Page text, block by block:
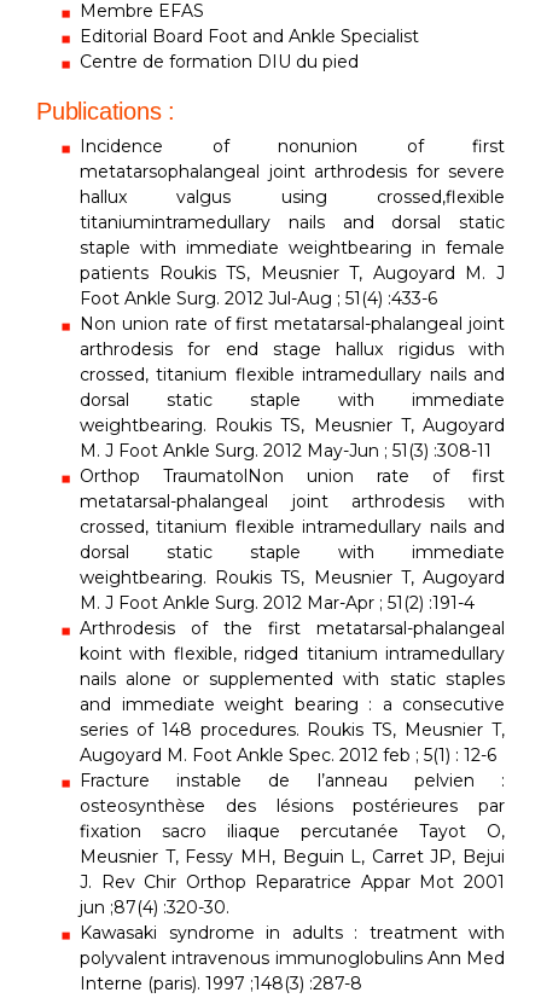
Membre EFAS
Editorial Board Foot and Ankle Specialist
Centre de formation DIU du pied
Publications :
Incidence of nonunion of first
metatarsophalangeal joint arthrodesis for severe
hallux valgus using crossed,flexible
titaniumintramedullary nails and dorsal static
staple with immediate weightbearing in female
patients Roukis TS, Meusnier T, Augoyard M. J
Foot Ankle Surg. 2012 Jul-Aug ; 51(4) :433-6
Non union rate of first metatarsal-phalangeal joint
arthrodesis for end stage hallux rigidus with
crossed, titanium flexible intramedullary nails and
dorsal static staple with immediate
weightbearing. Roukis TS, Meusnier T, Augoyard
M. J Foot Ankle Surg. 2012 May-Jun ; 51(3) :308-11
Orthop TraumatolNon union rate of first
metatarsal-phalangeal joint arthrodesis with
crossed, titanium flexible intramedullary nails and
dorsal static staple with immediate
weightbearing. Roukis TS, Meusnier T, Augoyard
M. J Foot Ankle Surg. 2012 Mar-Apr ; 51(2) :191-4
Arthrodesis of the first metatarsal-phalangeal
koint with flexible, ridged titanium intramedullary
nails alone or supplemented with static staples
and immediate weight bearing : a consecutive
series of 148 procedures. Roukis TS, Meusnier T,
Augoyard M. Foot Ankle Spec. 2012 feb ; 5(1) : 12-6
Fracture instable de l’anneau pelvien :
osteosynthèse des lésions postérieures par
fixation sacro iliaque percutanée Tayot O,
Meusnier T, Fessy MH, Beguin L, Carret JP, Bejui
J. Rev Chir Orthop Reparatrice Appar Mot 2001
jun ;87(4) :320-30.
Kawasaki syndrome in adults : treatment with
polyvalent intravenous immunoglobulins Ann Med
Interne (paris). 1997 ;148(3) :287-8